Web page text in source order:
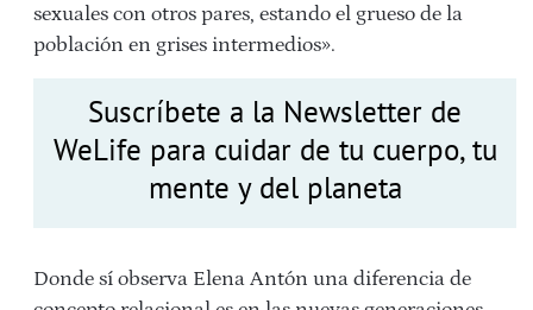
sexuales con otros pares, estando el grueso de la
población en grises intermedios».
Suscríbete a la Newsletter de
WeLife para cuidar de tu cuerpo, tu
mente y del planeta
Donde sí observa Elena Antón una diferencia de